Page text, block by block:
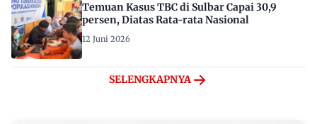
Temuan Kasus TBC di Sulbar Capai 30,9
persen, Diatas Rata-rata Nasional
12 Juni 2026
SELENGKAPNYA